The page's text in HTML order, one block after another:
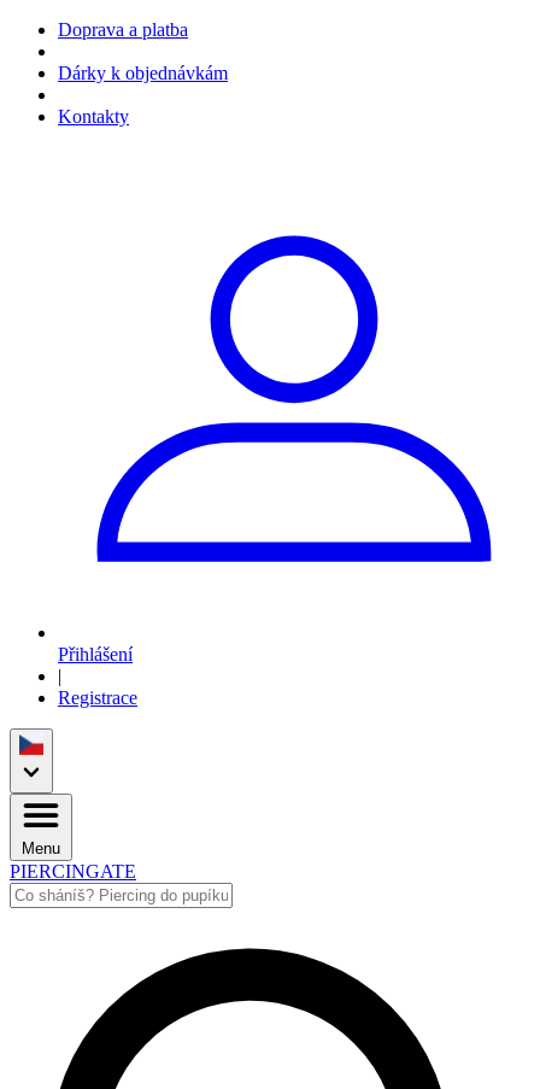
Doprava a platba
Dárky k objednávkám
Kontakty
Přihlášení
|
Registrace
Menu
PIERCINGATE